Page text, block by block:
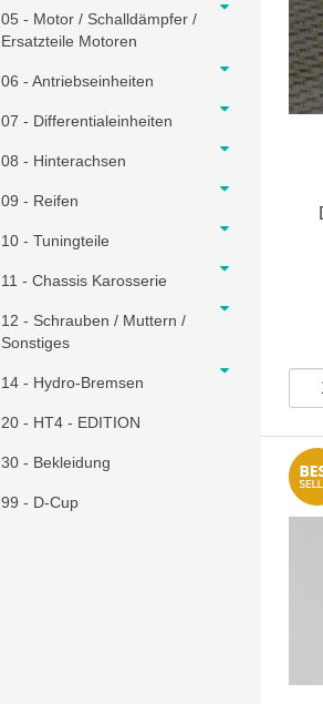
05 - Motor / Schalldämpfer /
Ersatzteile Motoren
06 - Antriebseinheiten
07 - Differentialeinheiten
08 - Hinterachsen
09 - Reifen
10 - Tuningteile
11 - Chassis Karosserie
12 - Schrauben / Muttern /
Sonstiges
14 - Hydro-Bremsen
20 - HT4 - EDITION
30 - Bekleidung
99 - D-Cup